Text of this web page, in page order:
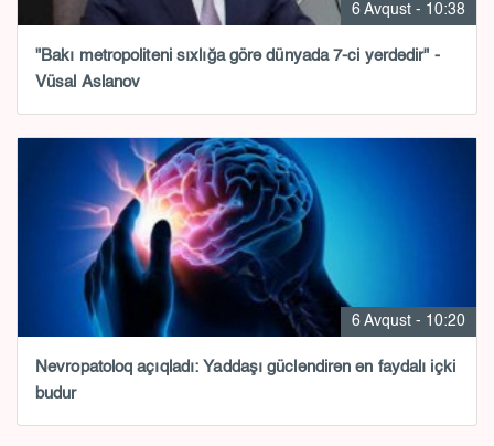
6 Avqust - 10:38
"Bakı metropoliteni sıxlığa görə dünyada 7-ci yerdədir" -
Vüsal Aslanov
6 Avqust - 10:20
Nevropatoloq açıqladı: Yaddaşı gücləndirən ən faydalı içki
budur